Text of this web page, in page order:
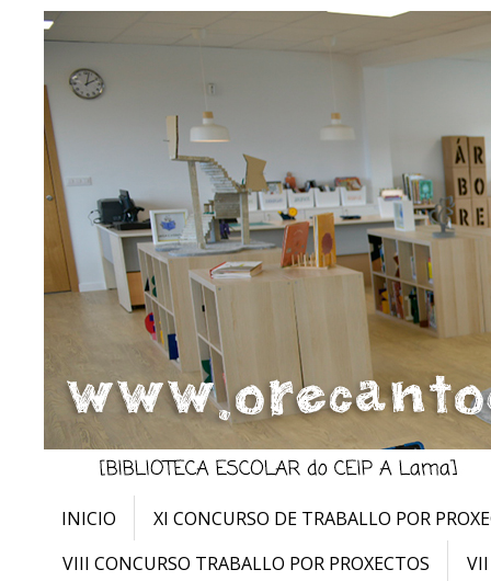
INICIO
XI CONCURSO DE TRABALLO POR
VIII CONCURSO TRABALLO POR PROXECTOS